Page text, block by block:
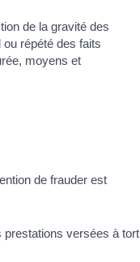
de la gravité des
répété des faits
moyens et
de frauder est
versées à tort